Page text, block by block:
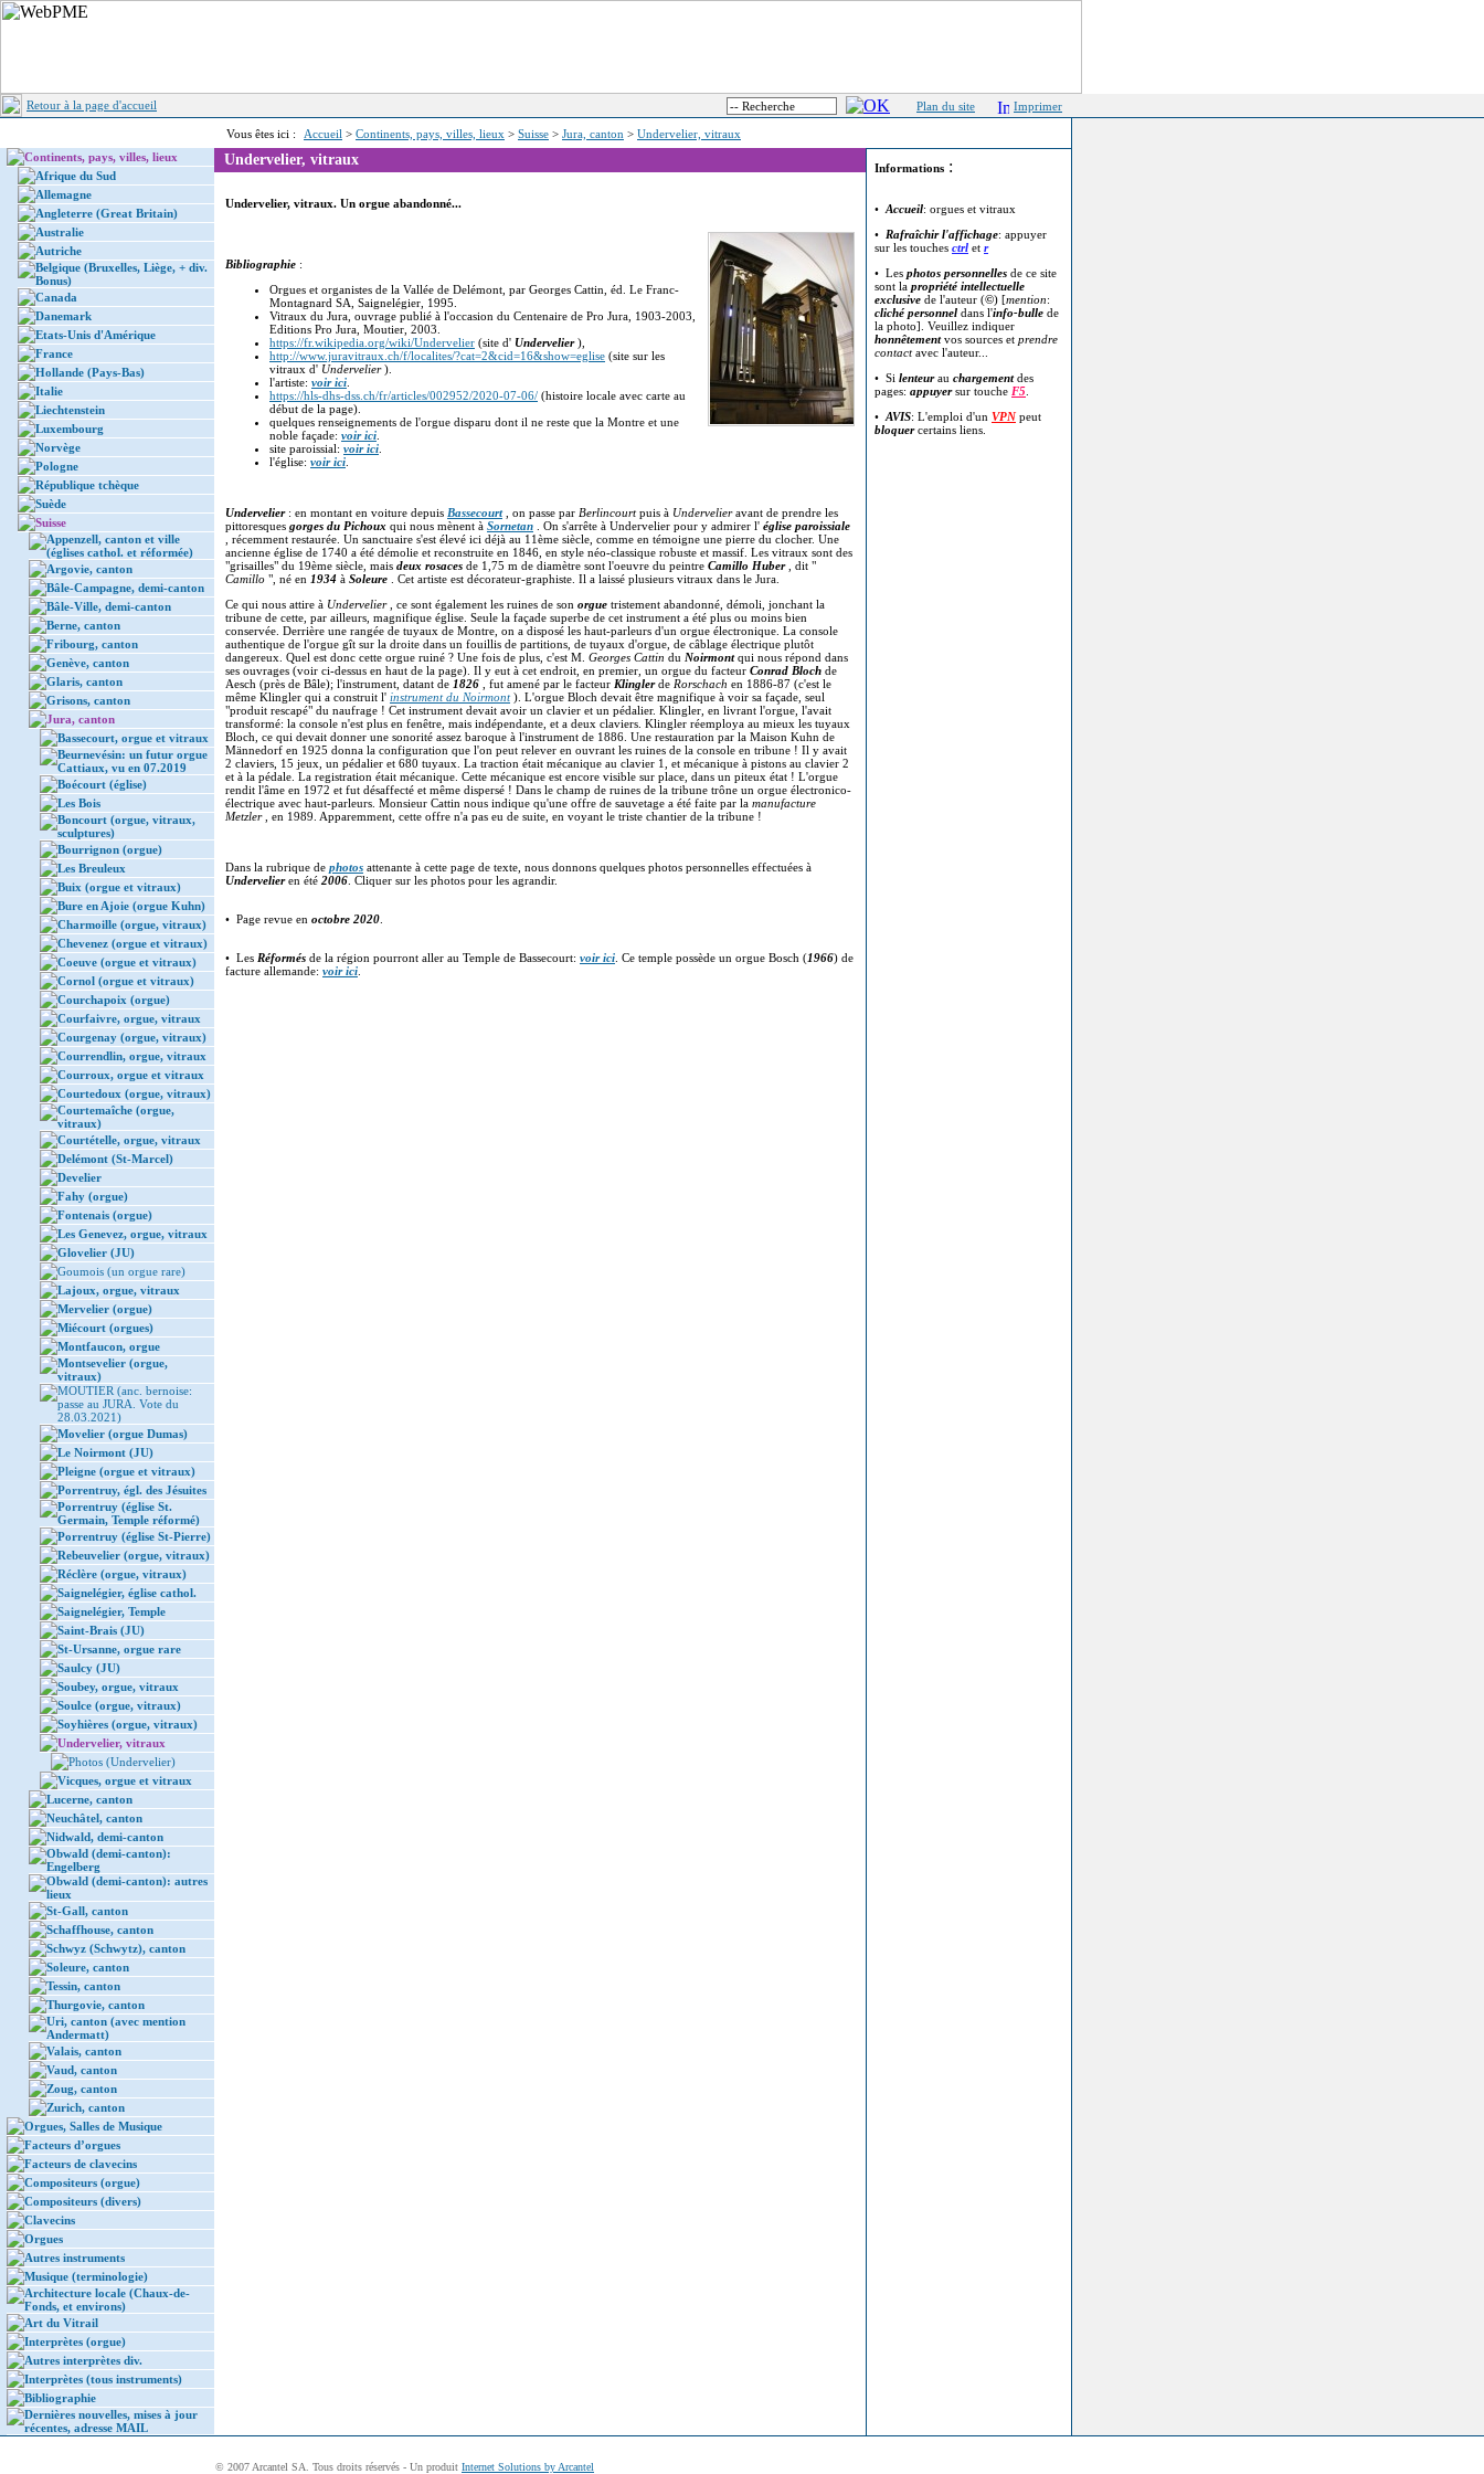
Retour à la page d'accueil Plan du site Imprimer
Vous êtes ici : Accueil > Continents, pays, villes, lieux > Suisse > Jura, canton > Undervelier, vitraux
Continents, pays, villes, lieux
Afrique du Sud
Allemagne
Angleterre (Great Britain)
Australie
Autriche
Belgique (Bruxelles, Liège, + div.
Bonus)
Canada
Danemark
Etats-Unis d'Amérique
France
Hollande (Pays-Bas)
Italie
Liechtenstein
Luxembourg
Norvège
Pologne
République tchèque
Suède
Suisse
Appenzell, canton et ville
(églises cathol. et réformée)
Argovie, canton
Bâle-Campagne, demi-canton
Bâle-Ville, demi-canton
Berne, canton
Fribourg, canton
Genève, canton
Glaris, canton
Grisons, canton
Jura, canton
Bassecourt, orgue et vitraux
Beurnevésin: un futur orgue
Cattiaux, vu en 07.2019
Boécourt (église)
Les Bois
Boncourt (orgue, vitraux,
sculptures)
Bourrignon (orgue)
Les Breuleux
Buix (orgue et vitraux)
Bure en Ajoie (orgue Kuhn)
Charmoille (orgue, vitraux)
Chevenez (orgue et vitraux)
Coeuve (orgue et vitraux)
Cornol (orgue et vitraux)
Courchapoix (orgue)
Courfaivre, orgue, vitraux
Courgenay (orgue, vitraux)
Courrendlin, orgue, vitraux
Courroux, orgue et vitraux
Courtedoux (orgue, vitraux)
Courtemaîche (orgue,
vitraux)
Courtételle, orgue, vitraux
Delémont (St-Marcel)
Develier
Fahy (orgue)
Fontenais (orgue)
Les Genevez, orgue, vitraux
Glovelier (JU)
Goumois (un orgue rare)
Lajoux, orgue, vitraux
Mervelier (orgue)
Miécourt (orgues)
Montfaucon, orgue
Montsevelier (orgue,
vitraux)
MOUTIER (anc. bernoise:
passe au JURA. Vote du
28.03.2021)
Movelier (orgue Dumas)
Le Noirmont (JU)
Pleigne (orgue et vitraux)
Porrentruy, égl. des Jésuites
Porrentruy (église St.
Germain, Temple réformé)
Porrentruy (église St-Pierre)
Rebeuvelier (orgue, vitraux)
Réclère (orgue, vitraux)
Saignelégier, église cathol.
Saignelégier, Temple
Saint-Brais (JU)
St-Ursanne, orgue rare
Saulcy (JU)
Soubey, orgue, vitraux
Soulce (orgue, vitraux)
Soyhières (orgue, vitraux)
Undervelier, vitraux
Photos (Undervelier)
Vicques, orgue et vitraux
Lucerne, canton
Neuchâtel, canton
Nidwald, demi-canton
Obwald (demi-canton):
Engelberg
Obwald (demi-canton): autres
lieux
St-Gall, canton
Schaffhouse, canton
Schwyz (Schwytz), canton
Soleure, canton
Tessin, canton
Thurgovie, canton
Uri, canton (avec mention
Andermatt)
Valais, canton
Vaud, canton
Zoug, canton
Zurich, canton
Orgues, Salles de Musique
Facteurs d’orgues
Facteurs de clavecins
Compositeurs (orgue)
Compositeurs (divers)
Clavecins
Orgues
Autres instruments
Musique (terminologie)
Architecture locale (Chaux-de-
Fonds, et environs)
Art du Vitrail
Interprètes (orgue)
Autres interprètes div.
Interprètes (tous instruments)
Bibliographie
Dernières nouvelles, mises à jour
récentes, adresse MAIL
Undervelier, vitraux
Undervelier, vitraux. Un orgue abandonné...
Bibliographie :
Orgues et organistes de la Vallée de Delémont, par Georges Cattin, éd. Le Franc-
Montagnard SA, Saignelégier, 1995.
Vitraux du Jura, ouvrage publié à l'occasion du Centenaire de Pro Jura, 1903-2003,
Editions Pro Jura, Moutier, 2003.
https://fr.wikipedia.org/wiki/Undervelier (site d' Undervelier ),
http://www.juravitraux.ch/f/localites/?cat=2&cid=16&show=eglise (site sur les
vitraux d' Undervelier).
l'artiste: voir ici
https://hls-dhs-dss.ch/fr/articles/002952/2020-07-06/ (histoire locale avec carte au
début de la page).
quelques renseignements de l'orgue disparu dont il ne reste que la Montre et une
noble façade: voir ici
site paroissial: voir ici
l'église: voir ici
Undervelier : en montant en voiture depuis Bassecourt , on passe par Berlincourtpuis à Undervelieravant de prendre les
pittoresques gorges du Pichoux qui nous mènent à Sornetan . On s'arrête à Undervelier pour y admirer l' église paroissiale
, récemment restaurée. Un sanctuaire s'est élevé ici déjà au 11ème siècle, comme en témoigne une pierre du clocher. Une
ancienne église de 1740 a été démolie et reconstruite en 1846, en style néo-classique robuste et massif. Les vitraux sont des
"grisailles" du 19ème siècle, mais deux rosaces de 1,75 m de diamètre sont l'oeuvre du peintre Camillo Huber
, dit "
Camillo ", né en 1934 à Soleure
. Cet artiste est décorateur-graphiste. Il a laissé plusieurs vitraux dans le Jura.
Ce qui nous attire à Undervelier, ce sont également les ruines de son orgue tristement abandonné, démoli, jonchant la
tribune de cette, par ailleurs, magnifique église. Seule la façade superbe de cet instrument a été plus ou moins bien
conservée. Derrière une rangée de tuyaux de Montre, on a disposé les haut-parleurs d'un orgue électronique. La console
authentique de l'orgue gît sur la droite dans un fouillis de partitions, de tuyaux d'orgue, de câblage électrique plutôt
dangereux. Quel est donc cette orgue ruiné ? Une fois de plus, c'est M. Georges Cattin du Noirmont qui nous répond dans
ses ouvrages (voir ci-dessus en haut de la page). Il y eut à cet endroit, en premier, un orgue du facteur Conrad Bloch de
Aesch (près de Bâle); l'instrument, datant de 1826 , fut amené par le facteur Klingler de Rorschach en 1886-87 (c'est le
même Klingler qui a construit l' instrument du Noirmont ). L'orgue Bloch devait être magnifique à voir sa façade, seul
"produit rescapé" du naufrage ! Cet instrument devait avoir un clavier et un pédalier. Klingler, en livrant l'orgue, l'avait
transformé: la console n'est plus en fenêtre, mais indépendante, et a deux claviers. Klingler réemploya au mieux les tuyaux
Bloch, ce qui devait donner une sonorité assez baroque à l'instrument de 1886. Une restauration par la Maison Kuhn de
Männedorf en 1925 donna la configuration que l'on peut relever en ouvrant les ruines de la console en tribune ! Il y avait
2 claviers, 15 jeux, un pédalier et 680 tuyaux. La traction était mécanique au clavier 1, et mécanique à pistons au clavier 2
et à la pédale. La registration était mécanique. Cette mécanique est encore visible sur place, dans un piteux état ! L'orgue
rendit l'âme en 1972 et fut désaffecté et même dispersé ! Dans le champ de ruines de la tribune trône un orgue électronico-
électrique avec haut-parleurs. Monsieur Cattin nous indique qu'une offre de sauvetage a été faite par la manufacture
Metzler, en 1989. Apparemment, cette offre n'a pas eu de suite, en voyant le triste chantier de la tribune !
Dans la rubrique de photos attenante à cette page de texte, nous donnons quelques photos personnelles effectuées à
Undervelier en été 2006 . Cliquer sur les photos pour les agrandir.
• Page revue en octobre 2020
• Les Réformés de la région pourront aller au Temple de Bassecourt: voir ici . Ce temple possède un orgue Bosch (1966) de
facture allemande: voir ici
Informations :
• Accueil: orgues et vitraux
• Rafraîchir l'affichage: appuyer
sur les touches ctrl et r
• Les photos personnelles de ce site
sont la propriété intellectuelle
exclusive de l'auteur (©) [mention:
cliché personnel dans l'info-bulle de
la photo]. Veuillez indiquer
honnêtementvos sources et prendre
contactavec l'auteur...
• Si lenteurau chargementdes
pages: appuyersur touche F5
• AVIS: L'emploi d'un VPNpeut
bloquercertains liens.
© 2007 Arcantel SA. Tous droits réservés - Un produit Internet Solutions by Arcantel